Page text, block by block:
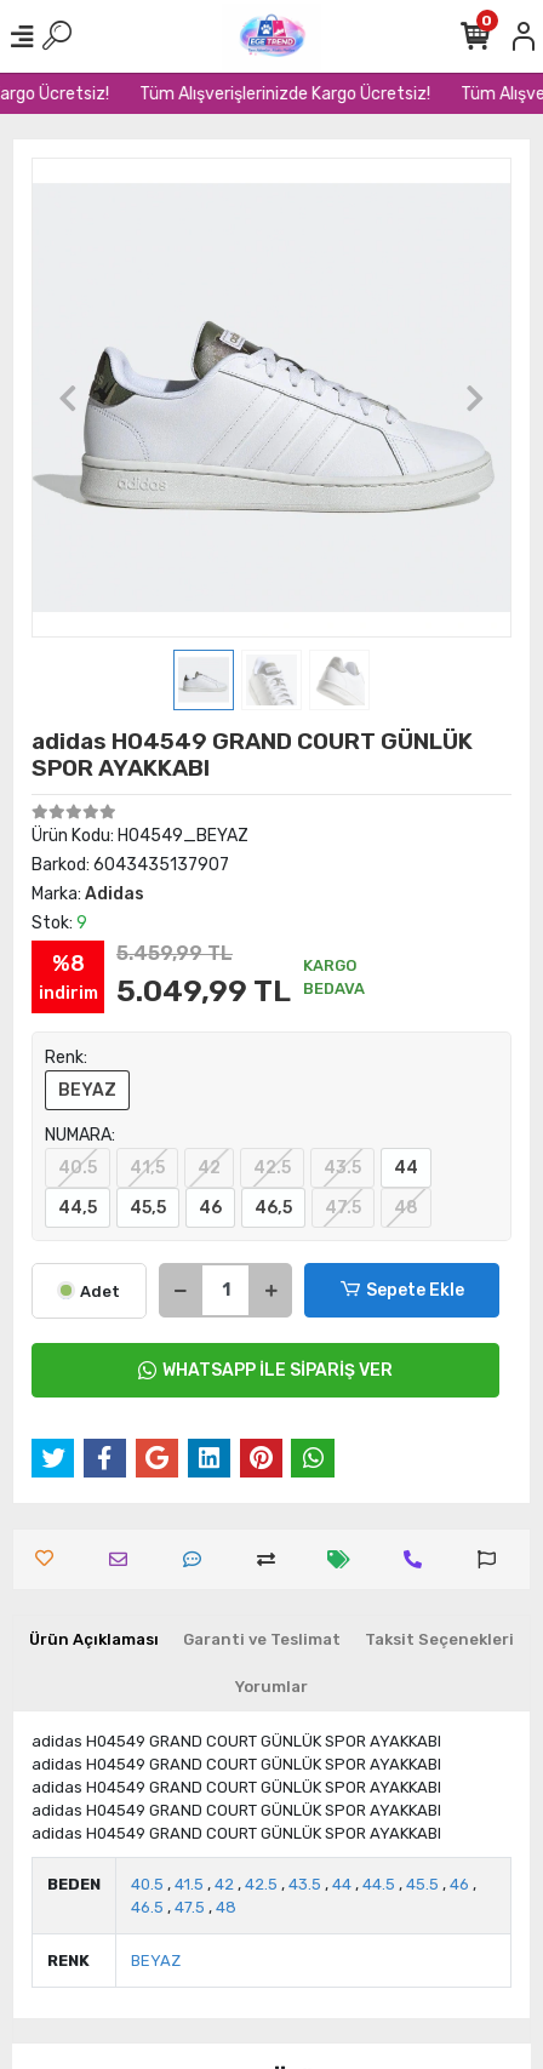
Ücretsiz! Tüm Alışverişlerinizde Kargo Ücretsiz! Tüm
0
adidas H04549 GRAND COURT GÜNLÜK
SPOR AYAKKABI
Ürün Kodu: H04549_BEYAZ
Barkod: 6043435137907
Marka: Adidas
Stok: 9
%8
indirim
5.459,99 TL
5.049,99 TL
KARGO
BEDAVA
Renk:
BEYAZ
NUMARA:
40.5
41,5 42 42.5 43.5
44
44,5
45,5 46 46,5 47.5 48
Adet Sepete Ekle
WHATSAPP İLE SİPARİŞ VER
Ürün Açıklaması Garanti ve Teslimat Taksit Seçenekleri
Yorumlar
adidas H04549 GRAND COURT GÜNLÜK SPOR AYAKKABI
adidas H04549 GRAND COURT GÜNLÜK SPOR AYAKKABI
adidas H04549 GRAND COURT GÜNLÜK SPOR AYAKKABI
adidas H04549 GRAND COURT GÜNLÜK SPOR AYAKKABI
adidas H04549 GRAND COURT GÜNLÜK SPOR AYAKKABI
BEDEN 40.5 , 41.5 , 42 , 42.5 , 43.5 , 44 , 44.5 , 45.5 , 46 ,
46.5 , 47.5 , 48
RENK BEYAZ